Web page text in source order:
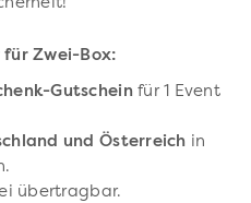
für Zwei-Box:
Gutscheinfür 1 Event
und Österreich in
übertragbar.